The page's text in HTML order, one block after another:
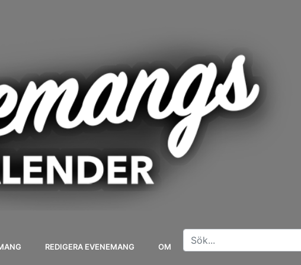
REDIGERA EVENEMANG OM